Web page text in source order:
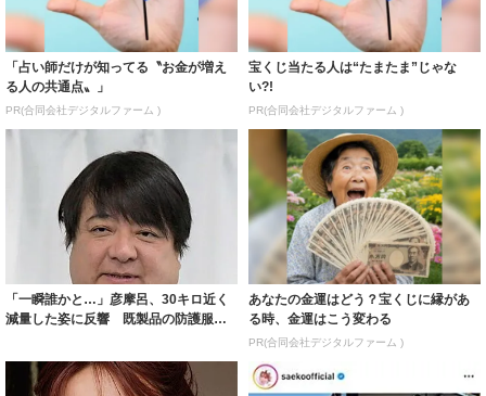
「占い師だけが知ってる〝お金が増え
る人の共通点〟」
PR(合同会社デジタルファーム )
宝くじ当たる人は“たまたま”じゃな
い?!
PR(合同会社デジタルファーム )
「一瞬誰かと…」彦摩呂、30キロ近く
減量した姿に反響 既製品の防護服が
あなたの金運はどう？宝くじに縁があ
る時、金運はこう変わる
PR(合同会社デジタルファーム )